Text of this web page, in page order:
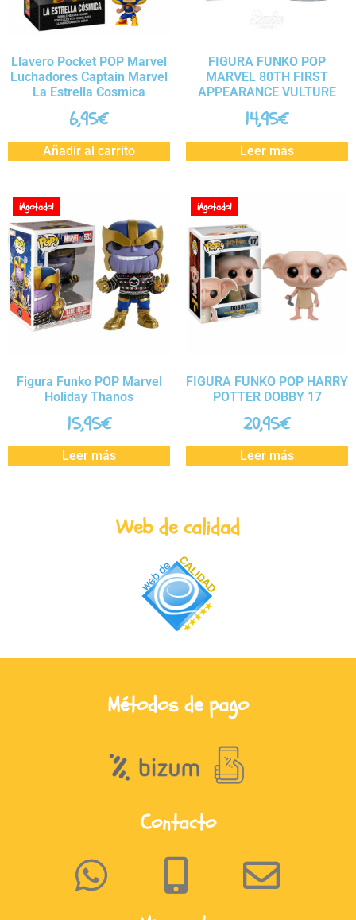
Llavero Pocket POP Marvel
Luchadores Captain Marvel
La Estrella Cosmica
6,95€
Añadir al carrito
FIGURA FUNKO POP
MARVEL 80TH FIRST
APPEARANCE VULTURE
14,95€
Leer más
¡Agotado!
Figura Funko POP Marvel
Holiday Thanos
15,95€
Leer más
¡Agotado!
FIGURA FUNKO POP HARRY
POTTER DOBBY 17
20,95€
Leer más
Web de calidad
Métodos de pago
Contacto